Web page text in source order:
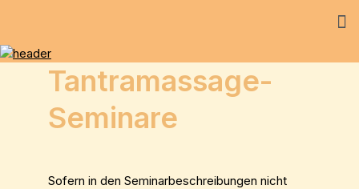
Tantramassage-
Seminare
Sofern in den Seminarbeschreibungen nicht